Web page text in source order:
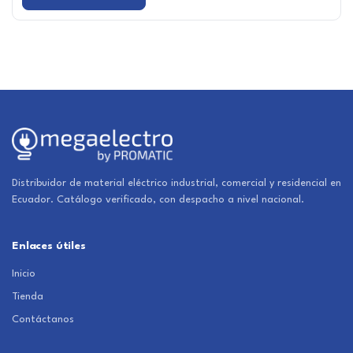
Distribuidor de material eléctrico industrial, comercial y residencial en
Ecuador. Catálogo verificado, con despacho a nivel nacional.
Enlaces útiles
Inicio
Tienda
Contáctanos